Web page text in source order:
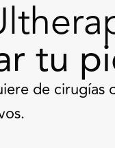
tu
de cirugías